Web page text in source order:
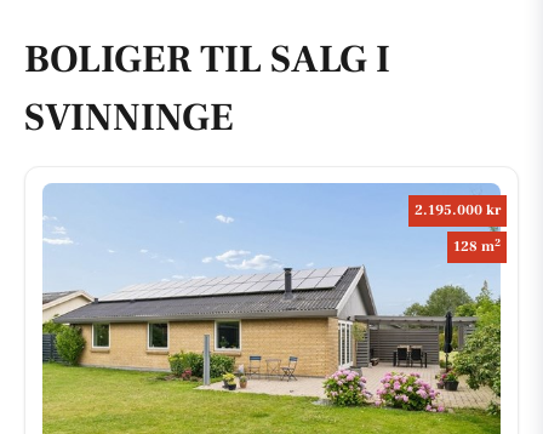
BOLIGER TIL SALG I
SVINNINGE
2.195.000 kr
128 m2